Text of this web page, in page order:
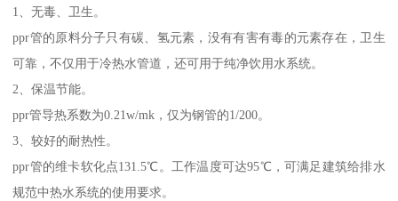
1、无毒、卫生。
ppr管的原料分子只有碳、氢元素，没有有害有毒的元素存在，卫生
可靠，不仅用于冷热水管道，还可用于纯净饮用水系统。
2、保温节能。
ppr管导热系数为0.21w/mk，仅为钢管的1/200。
3、较好的耐热性。
ppr管的维卡软化点131.5℃。工作温度可达95℃，可满足建筑给排水
规范中热水系统的使用要求。